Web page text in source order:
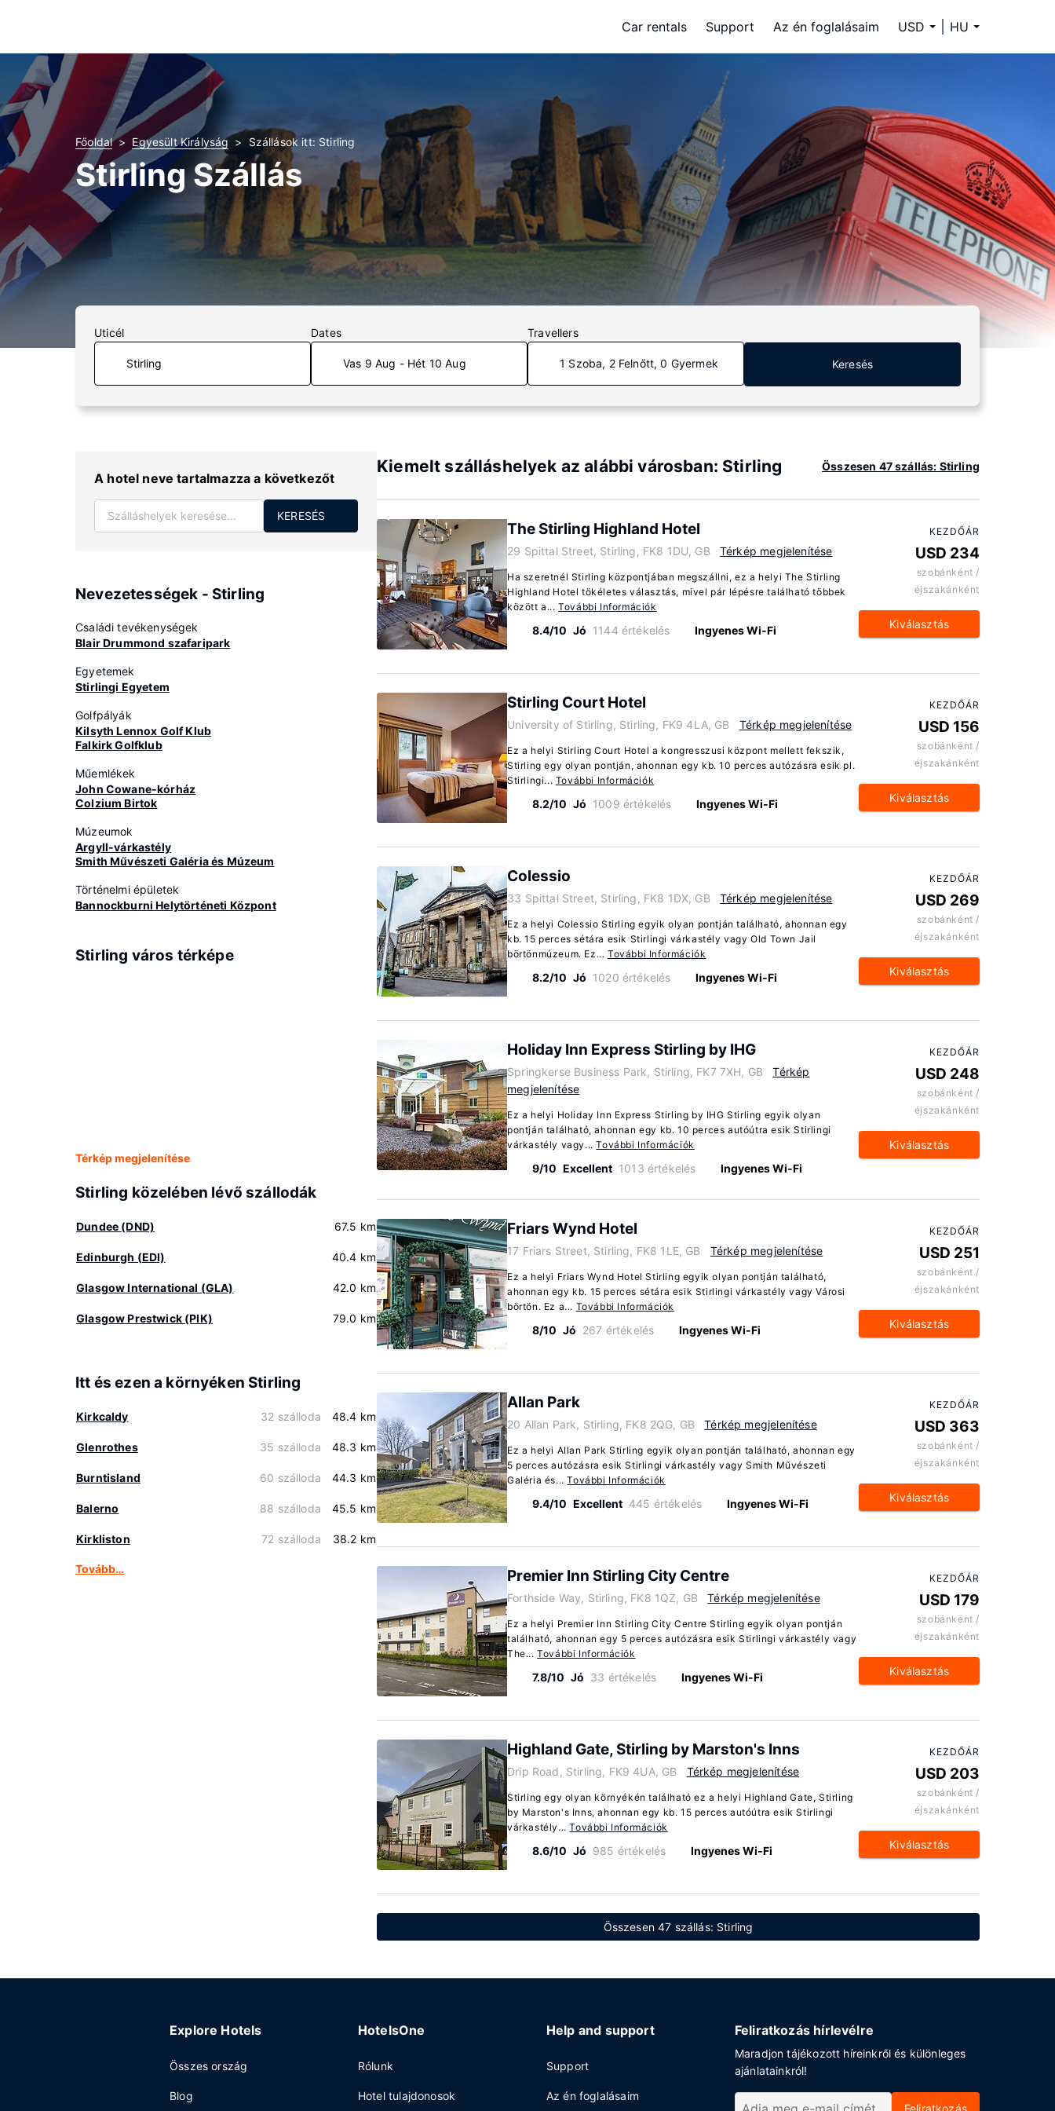
Car rentals Support Az én foglalásaim USD HU
Főoldal Egyesült Királyság Szállások itt: Stirling
Stirling Szállás
Uticél Dates
Vas 9 Aug - Hét 10 Aug
Travellers
1 Szoba, 2 Felnőtt, 0 Gyermek Keresés
A hotel neve tartalmazza a következőt
KERESÉS
Nevezetességek - Stirling
Családi tevékenységek
Blair Drummond szafaripark
Egyetemek
Stirlingi Egyetem
Golfpályák
Kilsyth Lennox Golf Klub
Falkirk Golfklub
Műemlékek
John Cowane-kórház
Colzium Birtok
Múzeumok
Argyll-várkastély
Smith Művészeti Galéria és Múzeum
Történelmi épületek
Bannockburni Helytörténeti Központ
Stirling város térképe
Térkép megjelenítése
Stirling közelében lévő szállodák
Dundee (DND) 67.5 km
Edinburgh (EDI) 40.4 km
Glasgow International (GLA) 42.0 km
Glasgow Prestwick (PIK) 79.0 km
Itt és ezen a környéken Stirling
Kirkcaldy 32 szálloda 48.4 km
Glenrothes 35 szálloda 48.3 km
Burntisland 60 szálloda 44.3 km
Balerno 88 szálloda 45.5 km
Kirkliston 72 szálloda 38.2 km
Tovább…
Kiemelt szálláshelyek az alábbi városban: Stirling Összesen 47 szállás: Stirling
The Stirling Highland Hotel
29 Spittal Street, Stirling, FK8 1DU, GB Térkép megjelenítése
Ha szeretnél Stirling központjában megszállni, ez a helyi The Stirling
Highland Hotel tökéletes választás, mivel pár lépésre található többek
között a...További Információk
8.4/10 Jó 1144 értékelés Ingyenes Wi-Fi
KEZDŐÁR
USD 234
szobánként /
éjszakánként
Kiválasztás
Stirling Court Hotel
University of Stirling, Stirling, FK9 4LA, GB Térkép megjelenítése
Ez a helyi Stirling Court Hotel a kongresszusi központ mellett fekszik,
Stirling egy olyan pontján, ahonnan egy kb. 10 perces autózásra esik pl.
Stirlingi... További Információk
8.2/10 Jó 1009 értékelés Ingyenes Wi-Fi
KEZDŐÁR
USD 156
szobánként /
éjszakánként
Kiválasztás
Colessio
33 Spittal Street, Stirling, FK8 1DX, GB Térkép megjelenítése
Ez a helyi Colessio Stirling egyik olyan pontján található, ahonnan egy
kb. 15 perces sétára esik Stirlingi várkastély vagy Old Town Jail
börtönmúzeum. Ez... További Információk
8.2/10 Jó 1020 értékelés Ingyenes Wi-Fi
KEZDŐÁR
USD 269
szobánként /
éjszakánként
Kiválasztás
Holiday Inn Express Stirling by IHG
Springkerse Business Park, Stirling, FK7 7XH, GB
Térkép
megjelenítése
Ez a helyi Holiday Inn Express Stirling by IHG Stirling egyik olyan
pontján található, ahonnan egy kb. 10 perces autóútra esik Stirlingi
várkastély vagy...További Információk
9/10 Excellent 1013 értékelés Ingyenes Wi-Fi
KEZDŐÁR
USD 248
szobánként /
éjszakánként
Kiválasztás
Friars Wynd Hotel
17 Friars Street, Stirling, FK8 1LE, GB Térkép megjelenítése
Ez a helyi Friars Wynd Hotel Stirling egyik olyan pontján található,
ahonnan egy kb. 15 perces sétára esik Stirlingi várkastély vagy Városi
börtön. Ez a... További Információk
8/10 Jó 267 értékelés Ingyenes Wi-Fi
KEZDŐÁR
USD 251
szobánként /
éjszakánként
Kiválasztás
Allan Park
20 Allan Park, Stirling, FK8 2QG, GB Térkép megjelenítése
Ez a helyi Allan Park Stirling egyik olyan pontján található, ahonnan egy
5 perces autózásra esik Stirlingi várkastély vagy Smith Művészeti
Galéria és...További Információk
9.4/10 Excellent 445 értékelés Ingyenes Wi-Fi
KEZDŐÁR
USD 363
szobánként /
éjszakánként
Kiválasztás
Premier Inn Stirling City Centre
Forthside Way, Stirling, FK8 1QZ, GB Térkép megjelenítése
Ez a helyi Premier Inn Stirling City Centre Stirling egyik olyan pontján
található, ahonnan egy 5 perces autózásra esik Stirlingi várkastély vagy
The...További Információk
7.8/10 Jó 33 értékelés Ingyenes Wi-Fi
KEZDŐÁR
USD 179
szobánként /
éjszakánként
Kiválasztás
Highland Gate, Stirling by Marston's Inns
Drip Road, Stirling, FK9 4UA, GB Térkép megjelenítése
Stirling egy olyan környékén található ez a helyi Highland Gate, Stirling
by Marston's Inns, ahonnan egy kb. 15 perces autóútra esik Stirlingi
várkastély...További Információk
8.6/10 Jó 985 értékelés Ingyenes Wi-Fi
KEZDŐÁR
USD 203
szobánként /
éjszakánként
Kiválasztás
Összesen 47 szállás: Stirling
Explore Hotels
Összes ország
Blog
HotelsOne
Rólunk
Hotel tulajdonosok
Help and support
Support
Az én foglalásaim
Feliratkozás hírlevélre
Maradjon tájékozott híreinkről és különleges
ajánlatainkról!
Feliratkozás